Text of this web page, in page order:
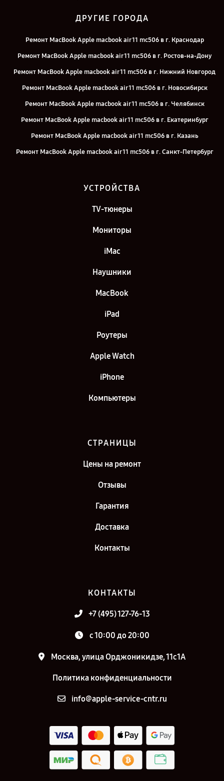
ДРУГИЕ ГОРОДА
Ремонт MacBook Apple macbook air 11 mc506 в г. Краснодар
Ремонт MacBook Apple macbook air 11 mc506 в г. Ростов-на-Дону
Ремонт MacBook Apple macbook air 11 mc506 в г. Нижний Новгород
Ремонт MacBook Apple macbook air 11 mc506 в г. Новосибирск
Ремонт MacBook Apple macbook air 11 mc506 в г. Челябинск
Ремонт MacBook Apple macbook air 11 mc506 в г. Екатеринбург
Ремонт MacBook Apple macbook air 11 mc506 в г. Казань
Ремонт MacBook Apple macbook air 11 mc506 в г. Санкт-Петербург
УСТРОЙСТВА
TV-тюнеры
Мониторы
iMac
Наушники
MacBook
iPad
Роутеры
Apple Watch
iPhone
Компьютеры
СТРАНИЦЫ
Цены на ремонт
Отзывы
Гарантия
Доставка
Контакты
КОНТАКТЫ
+7 (495) 127-76-13
с 10:00 до 20:00
Москва, улица Орджоникидзе, 11с1А
Политика конфиденциальности
info@apple-service-cntr.ru